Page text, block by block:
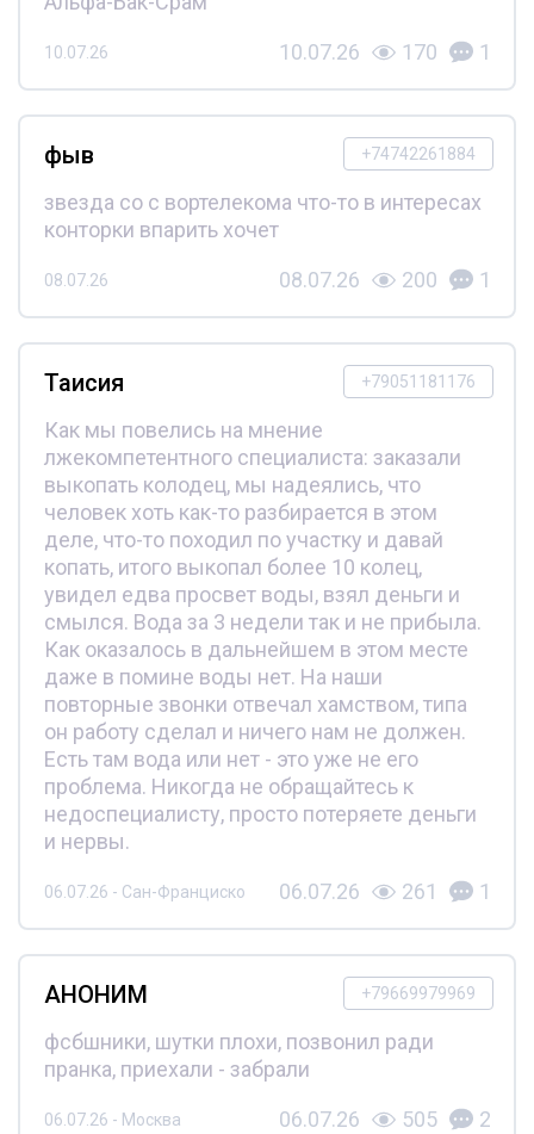
10.07.26 10.07.26 170 1
+74742261884
фыв
звезда со с вортелекома что-то в интересах
конторки впарить хочет
08.07.26 08.07.26 200 1
+79051181176
Таисия
Как мы повелись на мнение
лжекомпетентного специалиста: заказали
выкопать колодец, мы надеялись, что
человек хоть как-то разбирается в этом
деле, что-то походил по участку и давай
копать, итого выкопал более 10 колец,
увидел едва просвет воды, взял деньги и
смылся. Вода за 3 недели так и не прибыла.
Как оказалось в дальнейшем в этом месте
даже в помине воды нет. На наши
повторные звонки отвечал хамством, типа
он работу сделал и ничего нам не должен.
Есть там вода или нет - это уже не его
проблема. Никогда не обращайтесь к
недоспециалисту, просто потеряете деньги
и нервы.
06.07.26 - Сан-Франциско 06.07.26 261 1
+79669979969
АНОНИМ
фсбшники, шутки плохи, позвонил ради
пранка, приехали - забрали
06.07.26 - Москва 06.07.26 505 2